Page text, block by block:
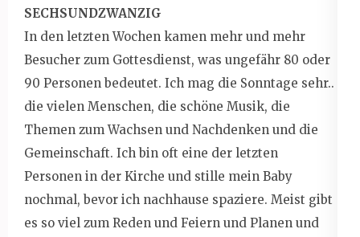
SECHSUNDZWANZIG
In den letzten Wochen kamen mehr und mehr
Besucher zum Gottesdienst, was ungefähr 80 oder
90 Personen bedeutet. Ich mag die Sonntage sehr..
die vielen Menschen, die schöne Musik, die
Themen zum Wachsen und Nachdenken und die
Gemeinschaft. Ich bin oft eine der letzten
Personen in der Kirche und stille mein Baby
nochmal, bevor ich nachhause spaziere. Meist gibt
es so viel zum Reden und Feiern und Planen und